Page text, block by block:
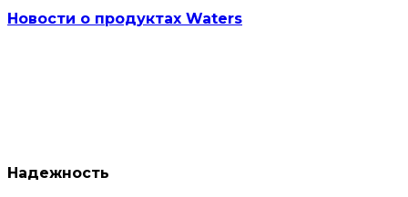
Новости о продуктах Waters
Надежность